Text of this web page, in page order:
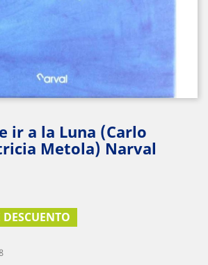
ir a la Luna (Carlo
Metola) Narval